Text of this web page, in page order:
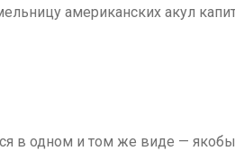
американских акул
в одном и том же виде —